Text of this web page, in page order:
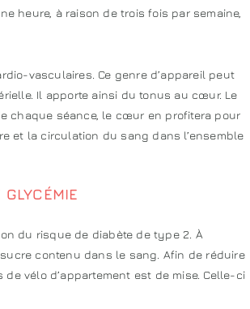
heure, à raison de trois fois par semaine,
vasculaires. Ce genre d’appareil peut
Il apporte ainsi du tonus au cœur. Le
chaque séance, le cœur en profitera pour
et la circulation du sang dans l’ensemble
du risque de diabète de type 2. À
contenu dans le sang. Afin de réduire
vélo d’appartement est de mise. Celle-ci